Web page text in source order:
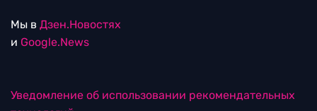
Мы в Дзен.Новостях
и Google.News
Уведомление об использовании рекомендательных